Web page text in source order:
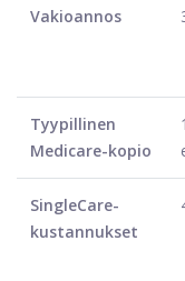
Vakioannos
Tyypillinen
Medicare-kopio
SingleCare-
kustannukset